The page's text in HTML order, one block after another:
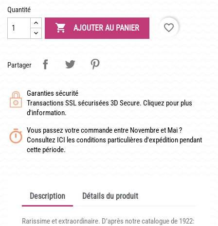
GUIDE VISUEL
TÉLÉCHARGER UN BON DE COMMANDE VIERGE
Quantité
 AJOUTER AU PANIER favorite_border
Partager
Garanties sécurité
Transactions SSL sécurisées 3D Secure. Cliquez pour plus
d'information.
Vous passez votre commande entre Novembre et Mai ?
Consultez ICI les conditions particulières d'expédition pendant
cette période.
Description Détails du produit
Rarissime et extraordinaire. D'après notre catalogue de 1922: